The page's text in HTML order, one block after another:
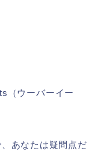
（ウーバーイー
あなたは疑問点だ